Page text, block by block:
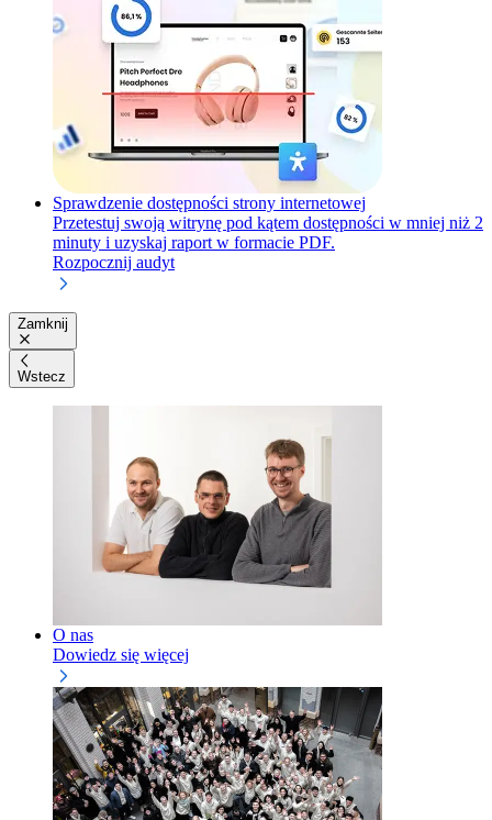
Sprawdzenie dostępności strony internetowej
Przetestuj swoją witrynę pod kątem dostępności w mniej niż 2
minuty i uzyskaj raport w formacie PDF.
Rozpocznij audyt
Zamknij
Wstecz
O nas
Dowiedz się więcej